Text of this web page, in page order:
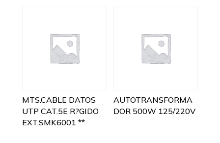
MTS.CABLE DATOS
UTP CAT.5E R?GIDO
EXT.SMK6001 **
AUTOTRANSFORMA
DOR 500W 125/220V